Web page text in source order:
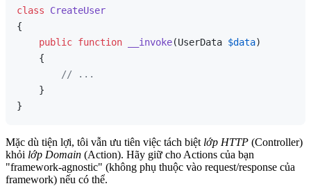
class
CreateUser
{
public function __invoke(UserData $data)
{
// ...
    }
Mặc dù tiện lợi, tôi vẫn ưu tiên việc tách biệt lớp HTTP (Controller)
khỏi lớp Domain (Action). Hãy giữ cho Actions của bạn
"framework-agnostic" (không phụ thuộc vào request/response của
framework) nếu có thể.